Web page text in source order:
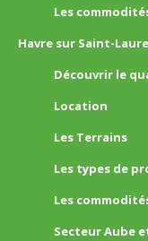
Les
Havre sur Saint-
Découvrir le
Location
Les Terrains
Les types de
Les
Secteur Aube